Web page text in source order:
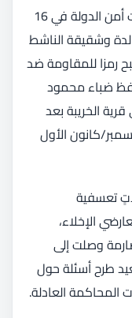
وفي أحدث حلقات الصراع، أقدمت قوات أمن الدولة في 16
منزل والدة وشقيقة الناشط
رمزا للمقاومة ضد
ضباء محمود
الخريبة بعد
منزلاً في ديسمبر/كانون الأول
تعسفية
الإخلاء،
وصلت إلى
طرح أسئلة حول
المحاكمة العادلة.